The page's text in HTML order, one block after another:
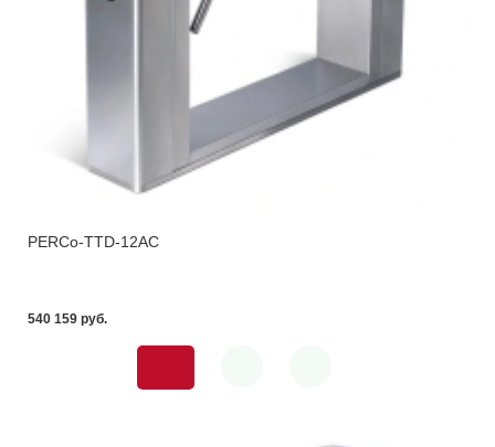
PERCo-TTD-12AC
540 159 pуб.